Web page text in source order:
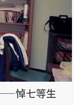
悼七等生